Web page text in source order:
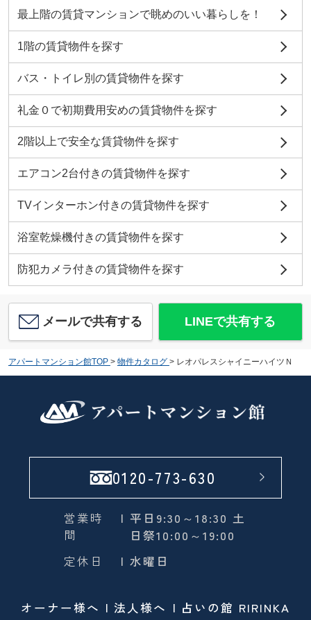
最上階の賃貸マンションで眺めのいい暮らしを！
1階の賃貸物件を探す
バス・トイレ別の賃貸物件を探す
礼金０で初期費用安めの賃貸物件を探す
2階以上で安全な賃貸物件を探す
エアコン2台付きの賃貸物件を探す
TVインターホン付きの賃貸物件を探す
浴室乾燥機付きの賃貸物件を探す
防犯カメラ付きの賃貸物件を探す
メールで共有する LINEで共有する
アパートマンション館TOP > 物件カタログ > レオパレスシャイニーハイツＮ
0120-773-630
営業時
間
| 平日9:30～18:30 土
日祭10:00～19:00
定休日
| 水曜日
オーナー様へ 法人様へ 占いの館 RIRINKA